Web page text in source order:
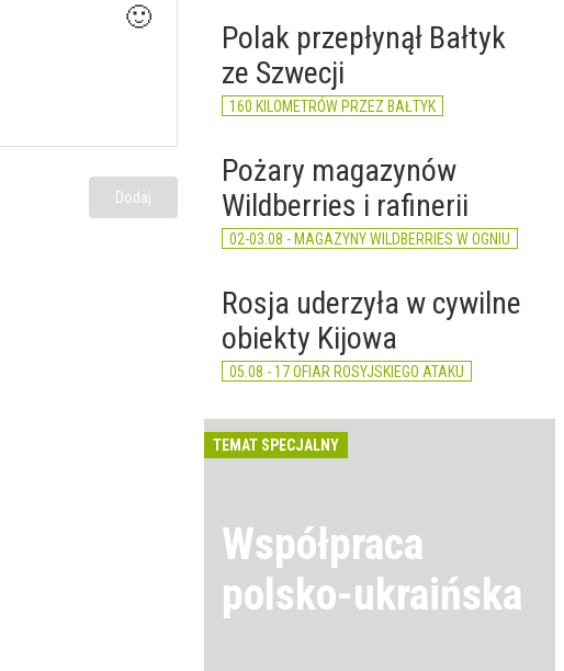
🙂
Dodaj
Polak przepłynął Bałtyk
ze Szwecji
160 KILOMETRÓW PRZEZ BAŁTYK
Pożary magazynów
Wildberries i rafinerii
02-03.08 - MAGAZYNY WILDBERRIES W OGNIU
Rosja uderzyła w cywilne
obiekty Kijowa
05.08 - 17 OFIAR ROSYJSKIEGO ATAKU
TEMAT SPECJALNY
Współpraca
polsko-ukraińska